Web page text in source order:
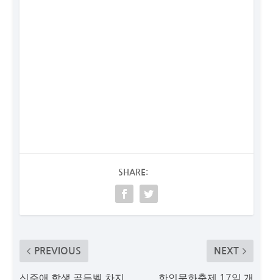
SHARE:
PREVIOUS
신주애 학생 골든벨 차지
NEXT
한인문화축제 17일 개